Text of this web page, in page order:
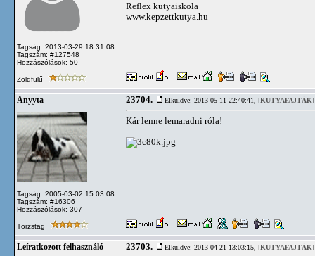
Tagság: 2013-03-29 18:31:08
Tagszám: #127548
Hozzászólások: 50
Reflex kutyaiskola
www.kepzettkutya.hu
Zöldfülű
Anyyta
Tagság: 2005-03-02 15:03:08
Tagszám: #16306
Hozzászólások: 307
23704. Elküldve: 2013-05-11 22:40:41, [KUTYAFAJTÁK]
Kár lenne lemaradni róla!
Törzstag
Leíratkozott felhasználó 23703. Elküldve: 2013-04-21 13:03:15, [KUTYAFAJTÁK]